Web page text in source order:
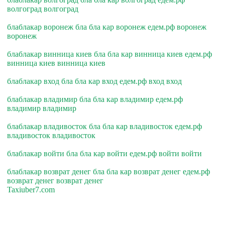
волгоград волгоград
блаблакар воронеж бла бла кар воронеж едем.рф воронеж
воронеж
блаблакар винница киев бла бла кар винница киев едем.рф
винница киев винница киев
блаблакар вход бла бла кар вход едем.рф вход вход
блаблакар владимир бла бла кар владимир едем.рф
владимир владимир
блаблакар владивосток бла бла кар владивосток едем.рф
владивосток владивосток
блаблакар войти бла бла кар войти едем.рф войти войти
блаблакар возврат денег бла бла кар возврат денег едем.рф
возврат денег возврат денег
Taxiuber7.com